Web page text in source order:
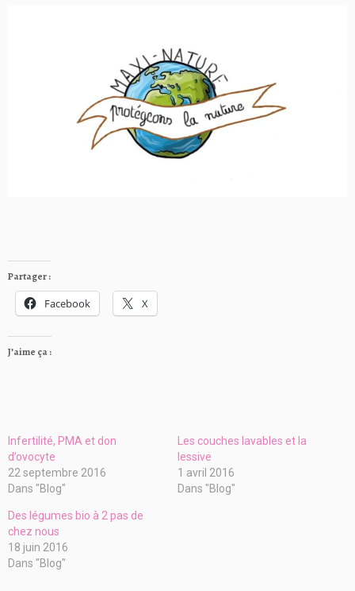
Partager :
Facebook X
J’aime ça :
Infertilité, PMA et don
d’ovocyte
22 septembre 2016
Dans "Blog"
Les couches lavables et la
lessive
1 avril 2016
Dans "Blog"
Des légumes bio à 2 pas de
chez nous
18 juin 2016
Dans "Blog"